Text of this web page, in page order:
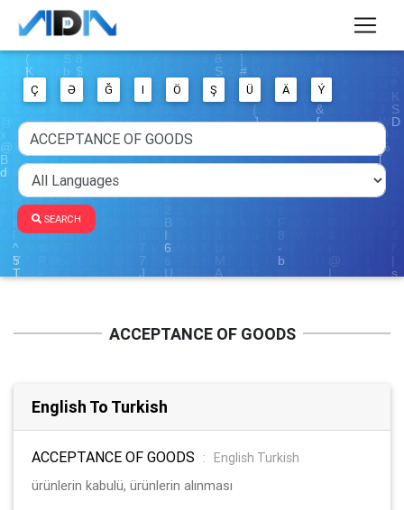
Ç Ə Ğ I Ö Ş Ü Ä Ý
SEARCH
ACCEPTANCE OF GOODS
English To Turkish
ACCEPTANCE OF GOODS :
English Turkish
ürünlerin kabulü, ürünlerin alınması